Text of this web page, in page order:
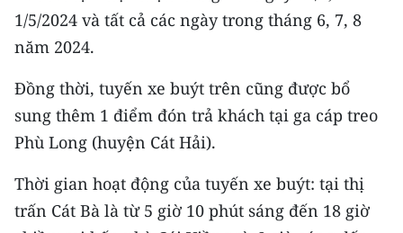
THỜI NAY
NHÂN DÂN HẰNG THÁNG
MUA BÁO
ĐỌC BÁO IN
1/5/2024 và tất cả các ngày trong tháng 6, 7, 8
năm 2024.
Đồng thời, tuyến xe buýt trên cũng được bổ
sung thêm 1 điểm đón trả khách tại ga cáp treo
Phù Long (huyện Cát Hải).
Thời gian hoạt động của tuyến xe buýt: tại thị
trấn Cát Bà là từ 5 giờ 10 phút sáng đến 18 giờ